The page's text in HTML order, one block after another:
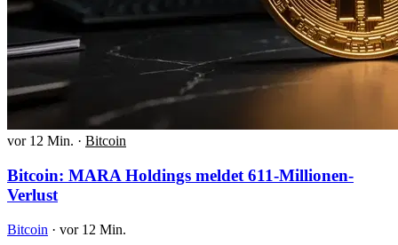
vor 12 Min. · Bitcoin
Bitcoin: MARA Holdings meldet 611-Millionen-
Verlust
Bitcoin · vor 12 Min.